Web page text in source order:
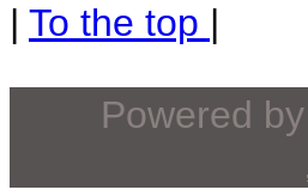
| To the top |
Powered by